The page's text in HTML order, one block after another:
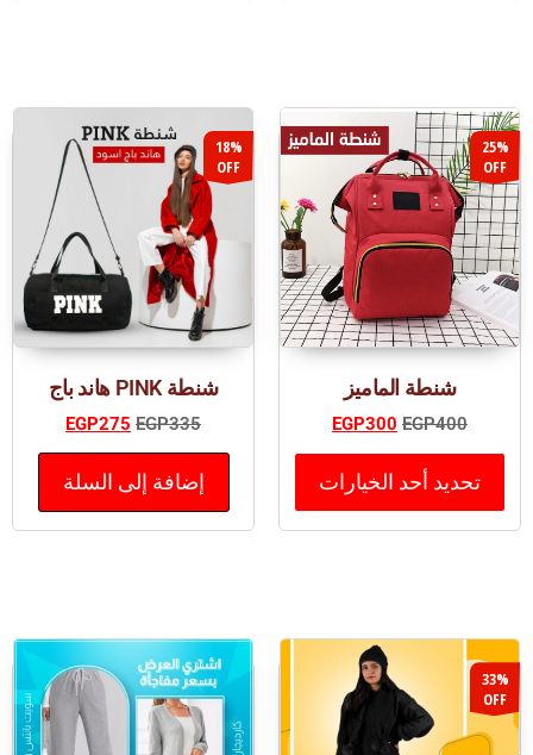
25%
OFF
شنطة الماميز
EGP400
EGP300
تحديد أحد الخيارات
18%
OFF
شنطة PINK هاند باج
EGP335
EGP275
إضافة إلى السلة
33%
OFF